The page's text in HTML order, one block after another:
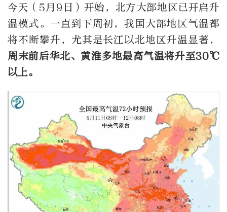
今天（5月9日）开始，北方大部地区已开启升
温模式。一直到下周初，我国大部地区气温都
将不断攀升，尤其是长江以北地区升温显著，
周末前后华北、黄淮多地最高气温将升至30℃
以上。